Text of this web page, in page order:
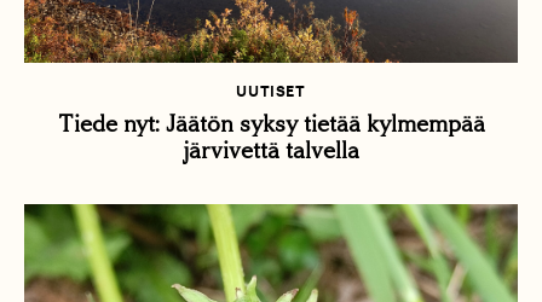
UUTISET
Tiede nyt: Jäätön syksy tietää kylmempää
järvivettä talvella